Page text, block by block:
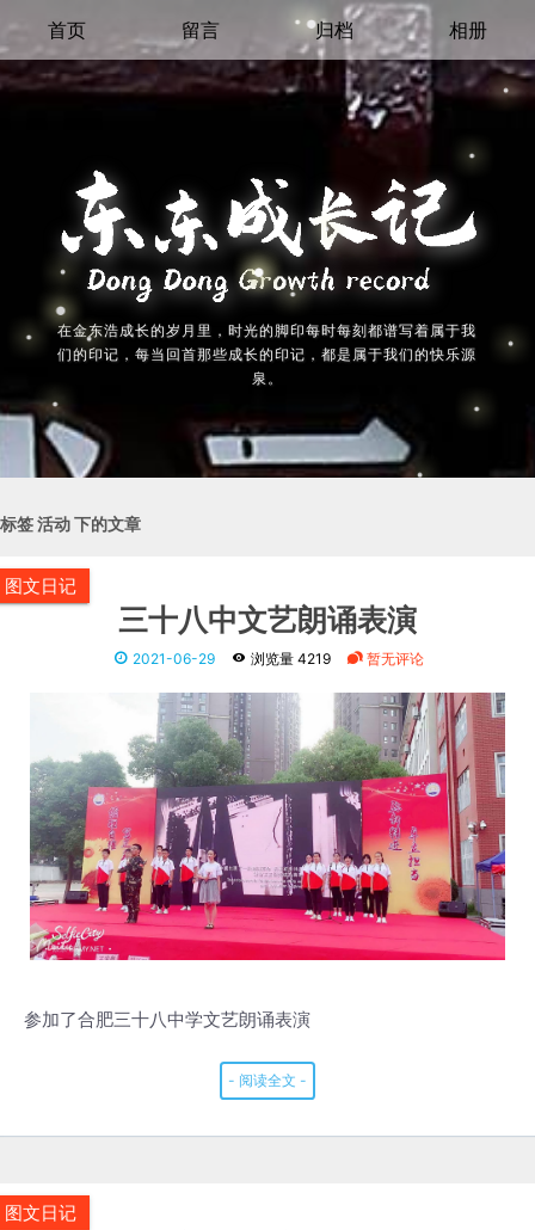
首页 留言 归档 相册
在金东浩成长的岁月里，时光的脚印每时每刻都谱写着属于我
们的印记，每当回首那些成长的印记，都是属于我们的快乐源
泉。
标签 活动 下的文章
图文日记
三十八中文艺朗诵表演
2021-06-29 浏览量 4219 暂无评论
参加了合肥三十八中学文艺朗诵表演
- 阅读全文 -
图文日记